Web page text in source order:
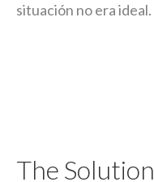
situación no era ideal.
The Solution